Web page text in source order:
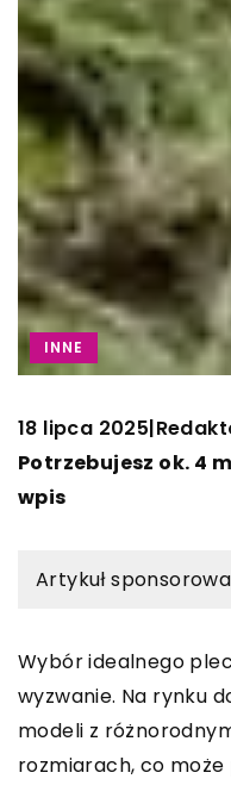
INNE
18 lipca 2025|
Potrzebujesz ok. 4
wpis
Artykuł
Wybór idealnego
wyzwanie. Na rynku
modeli z
rozmiarach, co